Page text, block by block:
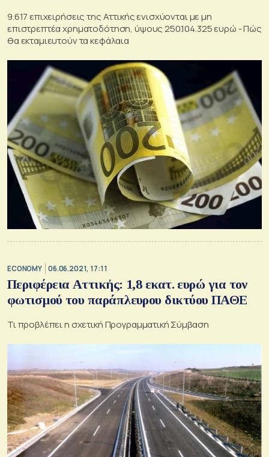
9.617 επιχειρήσεις της Αττικής ενισχύονται με μη
επιστρεπτέα χρηματοδότηση, ύψους 250.104.325 ευρώ - Πώς
θα εκταμιευτούν τα κεφάλαια
ECONOMY 06.06.2021, 17:11
Περιφέρεια Αττικής: 1,8 εκατ. ευρώ για τον
φωτισμού του παράπλευρου δικτύου ΠΑΘΕ
Τι προβλέπει η σχετική Προγραμματική Σύμβαση